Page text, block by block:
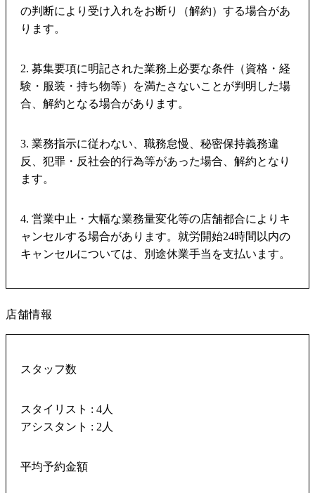
の判断により受け入れをお断り（解約）する場合があ
ります。
2. 募集要項に明記された業務上必要な条件（資格・経
験・服装・持ち物等）を満たさないことが判明した場
合、解約となる場合があります。
3. 業務指示に従わない、職務怠慢、秘密保持義務違
反、犯罪・反社会的行為等があった場合、解約となり
ます。
4. 営業中止・大幅な業務量変化等の店舗都合によりキ
ャンセルする場合があります。就労開始24時間以内の
キャンセルについては、別途休業手当を支払います。
店舗情報
スタッフ数
スタイリスト : 4人
アシスタント : 2人
平均予約金額